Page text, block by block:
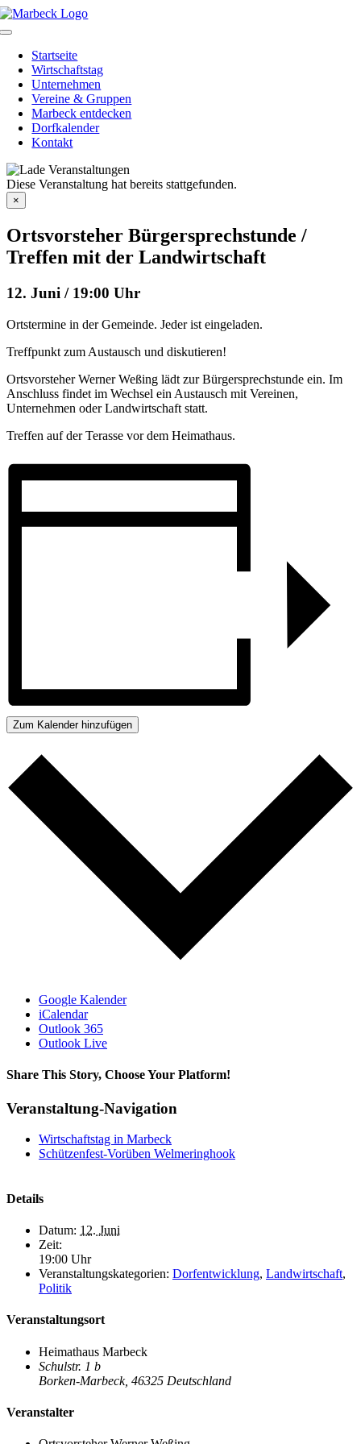
Skip
to
Toggle
NavigationStartseite
Wirtschaftstag
Unternehmen
Vereine & Gruppen
Marbeck entdecken
Dorfkalender
Kontakt
Diese Veranstaltung hat bereits stattgefunden.
×
Ortsvorsteher Bürgersprechstunde /
Treffen mit der Landwirtschaft
12. Juni / 19:00 Uhr
Ortstermine in der Gemeinde. Jeder ist eingeladen.
Treffpunkt zum Austausch und diskutieren!
Ortsvorsteher Werner Weßing lädt zur Bürgersprechstunde ein. Im
Anschluss findet im Wechsel ein Austausch mit Vereinen,
Unternehmen oder Landwirtschaft statt.
Treffen auf der Terasse vor dem Heimathaus.
Zum Kalender hinzufügen
Google Kalender
iCalendar
Outlook 365
Outlook Live
Share This Story, Choose Your Platform!
Facebook
X
Bluesky
Reddit
LinkedIn
WhatsApp
Telegram
Tumblr
Xing
Email
Copy
Veranstaltung-Navigation
Wirtschaftstag in Marbeck
Schützenfest-Vorüben Welmeringhook
Details
Datum: 12. Juni
Zeit:
19:00 Uhr
Veranstaltungskategorien: Dorfentwicklung, Landwirtschaft,
Politik
Veranstaltungsort
Heimathaus Marbeck
Schulstr. 1 b
Borken-Marbeck, 46325 Deutschland
Veranstalter